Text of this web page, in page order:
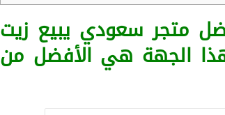
متجر سعودي يبيع زيت
الجهة هي الأفضل من